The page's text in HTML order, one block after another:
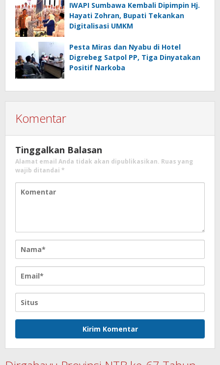
IWAPI Sumbawa Kembali Dipimpin Hj.
Hayati Zohran, Bupati Tekankan
Digitalisasi UMKM
Pesta Miras dan Nyabu di Hotel
Digrebeg Satpol PP, Tiga Dinyatakan
Positif Narkoba
Komentar
Tinggalkan Balasan
Alamat email Anda tidak akan dipublikasikan. Ruas yang
wajib ditandai *